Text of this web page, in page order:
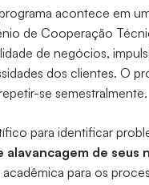
acontece em
de Cooperação
de negócios,
dos clientes. O
se semestralmente.
para identificar
de seus
para os